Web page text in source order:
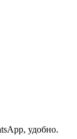
удобно.